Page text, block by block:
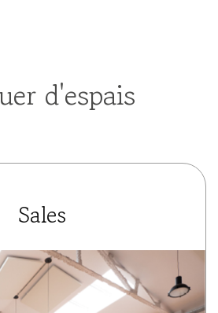
d'espais
Sales